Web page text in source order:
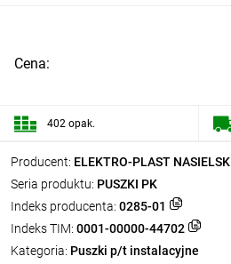
Producent: ELEKTRO-PLAST NASIELSK
Seria produktu: PUSZKI PK
Indeks producenta: 0285-01
Indeks TIM: 0001-00000-44702
Kategoria: Puszki p/t instalacyjne
Cena:
402 opak.